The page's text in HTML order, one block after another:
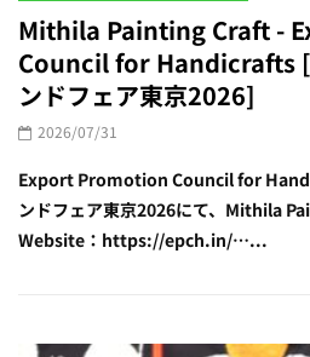
Mithila Painting Craft -
Council for Handicrafts [
ンドフェア東京2026]
2026/07/31
Export Promotion Council for
ンドフェア東京2026にて、Mithila
Website：https://epch.in/…...